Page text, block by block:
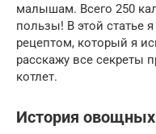
малышам. Всего 250
пользы! В этой статье
рецептом, который я
расскажу все секреты
котлет.
История овощных